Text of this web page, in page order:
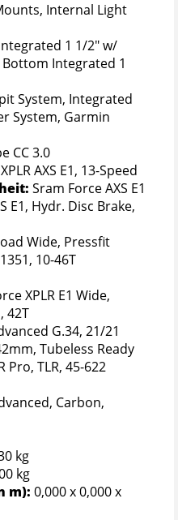
Internal Light
1 1/2" w/
Integrated 1
System, Integrated
System, Garmin
CC 3.0
AXS E1, 13-Speed
Sram Force AXS E1
E1, Hydr. Disc Brake,
Wide, Pressfit
10-46T
XPLR E1 Wide,
42T
G.34, 21/21
Tubeless Ready
Pro, TLR, 45-622
Carbon,
kg
kg
m): 0,000 x 0,000 x